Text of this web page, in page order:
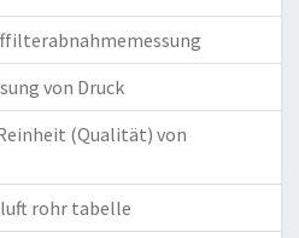
von Druck
(Qualität) von
rohr tabelle